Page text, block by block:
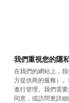
Chrono/
我們重視您的隱
在我們的網站上，
方提供商的服務）
進行管理。我們需
同意，或訪問更詳